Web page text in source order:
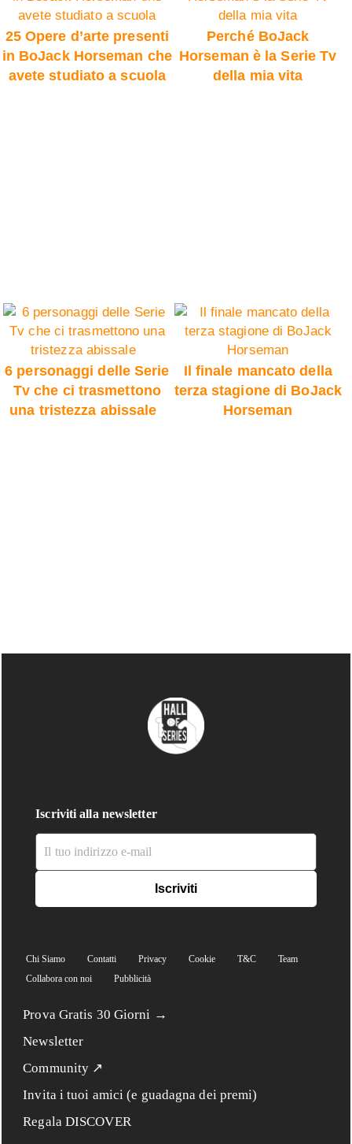
25 Opere d’arte presenti
in BoJack Horseman che
avete studiato a scuola
Perché BoJack
Horseman è la Serie Tv
della mia vita
6 personaggi delle Serie
Tv che ci trasmettono
una tristezza abissale
Il finale mancato della
terza stagione di BoJack
Horseman
Iscriviti alla newsletter
Chi Siamo Contatti Privacy Cookie T&C
Team
Collabora con noi
Pubblicità
Prova Gratis 30 Giorni →
Newsletter
Community ↗
Invita i tuoi amici (e guadagna dei premi)
Regala DISCOVER